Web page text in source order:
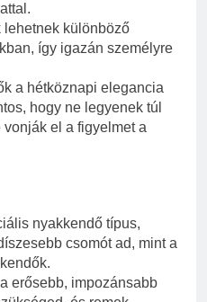
lehetnek különböző
így igazán személyre
a hétköznapi elegancia
hogy ne legyenek túl
vonják el a figyelmet a
nyakkendő típus,
csomót ad, mint a
erősebb, impozánsabb